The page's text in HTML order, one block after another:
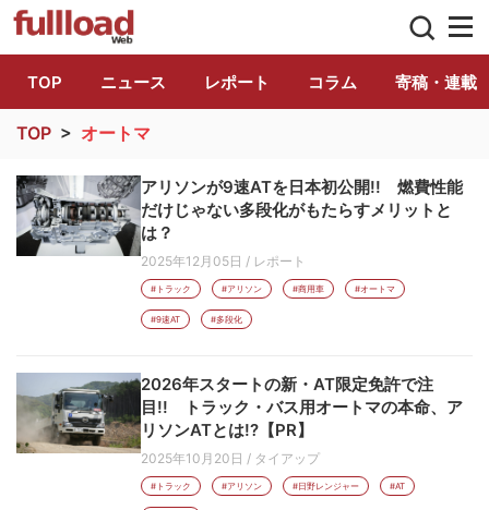
トラック総合情報誌「フルロード」公式
TOP ニュース レポート コラム 寄稿・連載
TOP > オートマ
アリソンが9速ATを日本初公開!! 燃費性能
だけじゃない多段化がもたらすメリットと
は？
2025年12月05日 / レポート
#トラック #アリソン #商用車 #オートマ
#9速AT #多段化
2026年スタートの新・AT限定免許で注
目!! トラック・バス用オートマの本命、ア
リソンATとは!?【PR】
2025年10月20日 / タイアップ
#トラック #アリソン #日野レンジャー #AT